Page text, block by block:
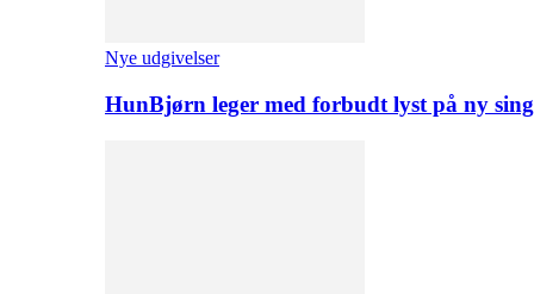
Nye udgivelser
HunBjørn leger med forbudt lyst på ny